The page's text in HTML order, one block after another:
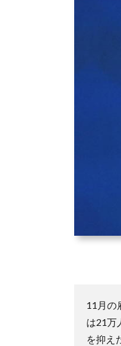
11月の
は21万
を抑え